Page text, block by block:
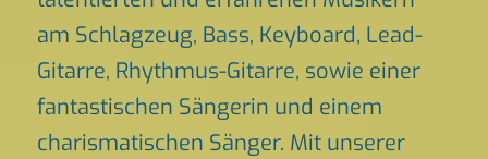
am Schlagzeug, Bass, Keyboard, Lead-
Gitarre, Rhythmus-Gitarre, sowie einer
fantastischen Sängerin und einem
charismatischen Sänger. Mit unserer